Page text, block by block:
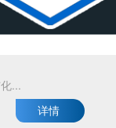
...
详情